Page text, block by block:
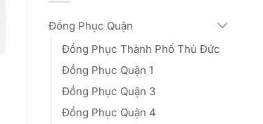
Đồng Phục Quận
Đồng Phục Thành Phố Thủ Đức
Đồng Phục Quận 1
Đồng Phục Quận 3
Đồng Phục Quận 4